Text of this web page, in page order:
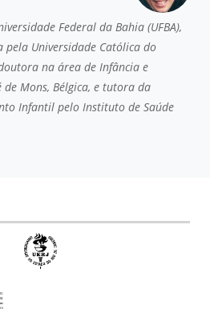
Federal da Bahia (UFBA),
pela Universidade Católica do
na área de Infância e
de Mons, Bélgica, e tutora da
Infantil pelo Instituto de Saúde